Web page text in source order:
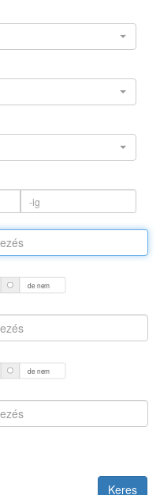
de nem
de nem